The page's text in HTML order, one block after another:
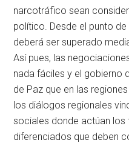
narcotráfico sean
político. Desde el punto
deberá ser superado
Así pues, las
nada fáciles y el gobierno
de Paz que en las
los diálogos regionales
sociales donde actúan
diferenciados que deben